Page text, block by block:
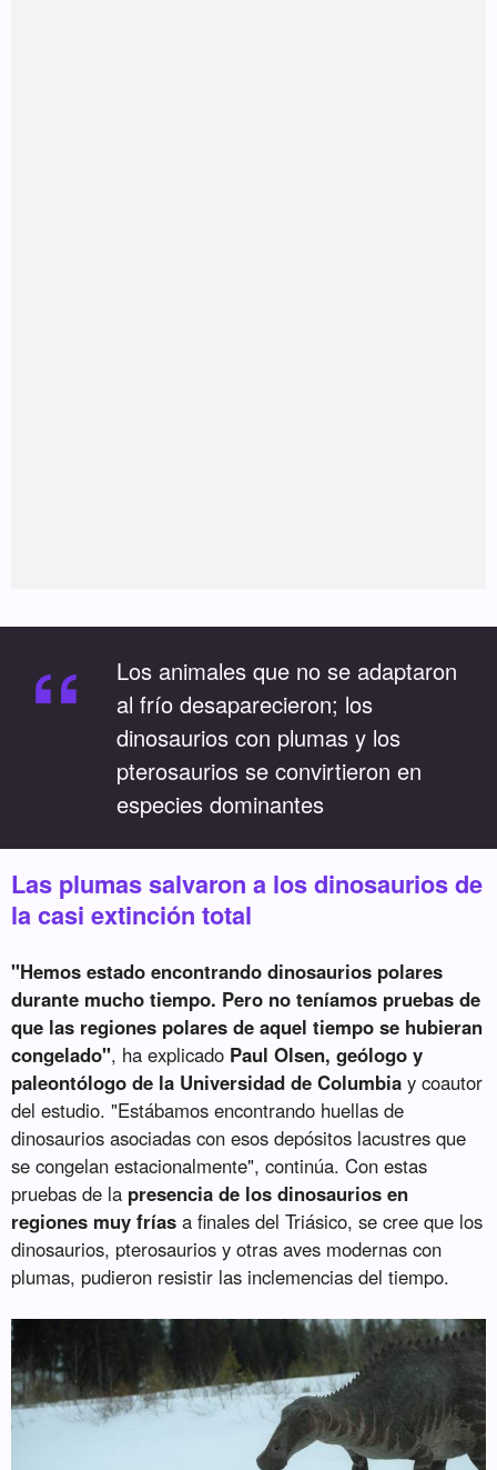
“
Los animales que no se adaptaron
al frío desaparecieron; los
dinosaurios con plumas y los
pterosaurios se convirtieron en
especies dominantes
Las plumas salvaron a los dinosaurios de
la casi extinción total
"Hemos estado encontrando dinosaurios polares
durante mucho tiempo. Pero no teníamos pruebas de
que las regiones polares de aquel tiempo se hubieran
congelado", ha explicado Paul Olsen, geólogo y
paleontólogo de la Universidad de Columbia y coautor
del estudio. "Estábamos encontrando huellas de
dinosaurios asociadas con esos depósitos lacustres que
se congelan estacionalmente", continúa. Con estas
pruebas de la presencia de los dinosaurios en
regiones muy frías a finales del Triásico, se cree que los
dinosaurios, pterosaurios y otras aves modernas con
plumas, pudieron resistir las inclemencias del tiempo.